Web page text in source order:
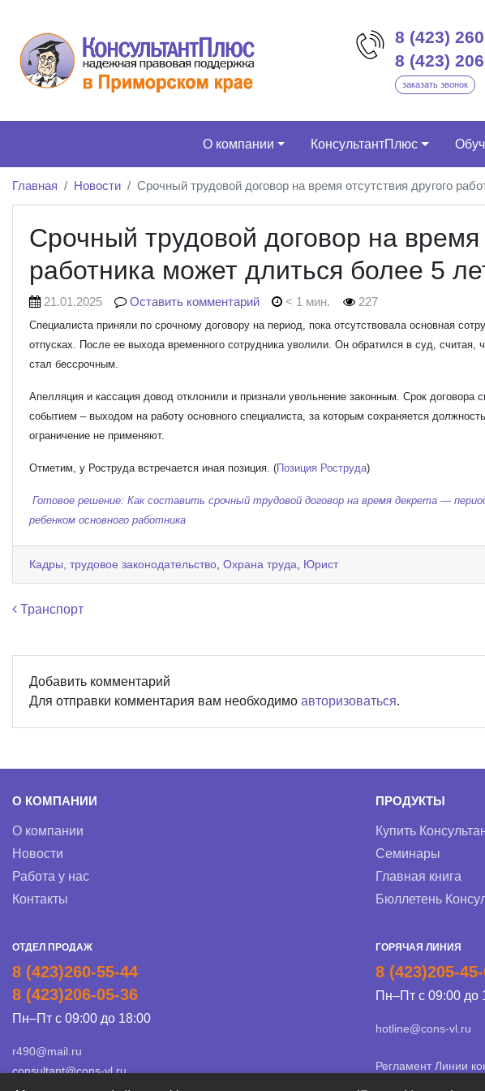
8 (423)
8 (423)
заказать звонок
О компании КонсультантПлюс
Главная Новости Срочный трудовой договор на время отсутствия другого
Срочный трудовой договор на время
работника может длиться более 5
21.01.2025 Оставить комментарий < 1 мин. 227
Специалиста приняли по срочному договору на период, пока отсутствовала основная
отпусках. После ее выхода временного сотрудника уволили. Он обратился в суд,
стал бессрочным.
Апелляция и кассация довод отклонили и признали увольнение законным. Срок договора
событием – выходом на работу основного специалиста, за которым сохраняется
ограничение не применяют.
Отметим, у Роструда встречается иная позиция. (Позиция Роструда)
Готовое решение: Как составить срочный трудовой договор на время декрета —
ребенком основного работника
Кадры, трудовое законодательство Охрана труда Юрист
Навигация по записям
Транспорт
Добавить комментарий
Для отправки комментария вам необходимо авторизоваться.
О КОМПАНИИ
О компании
Новости
Работа у нас
Контакты
ПРОДУКТЫ
Купить
Семинары
Главная книга
Бюллетень
ОТДЕЛ ПРОДАЖ
8 (423)260-55-44
8 (423)206-05-36
Пн–Пт с 09:00 до 18:00
r490@mail.ru
consultant@cons-vl.ru
ГОРЯЧАЯ ЛИНИЯ
8 (423)205-
Пн–Пт с 09:00 до
hotline@cons-vl.ru
Регламент Линии